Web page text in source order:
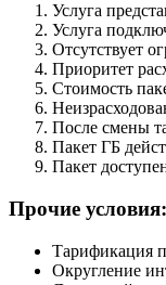
Услуга
Услуга
Отсутствует
Приоритет
Стоимость
После смены
Пакет ГБ
Пакет
Прочие условия:
Тарификация
Округление